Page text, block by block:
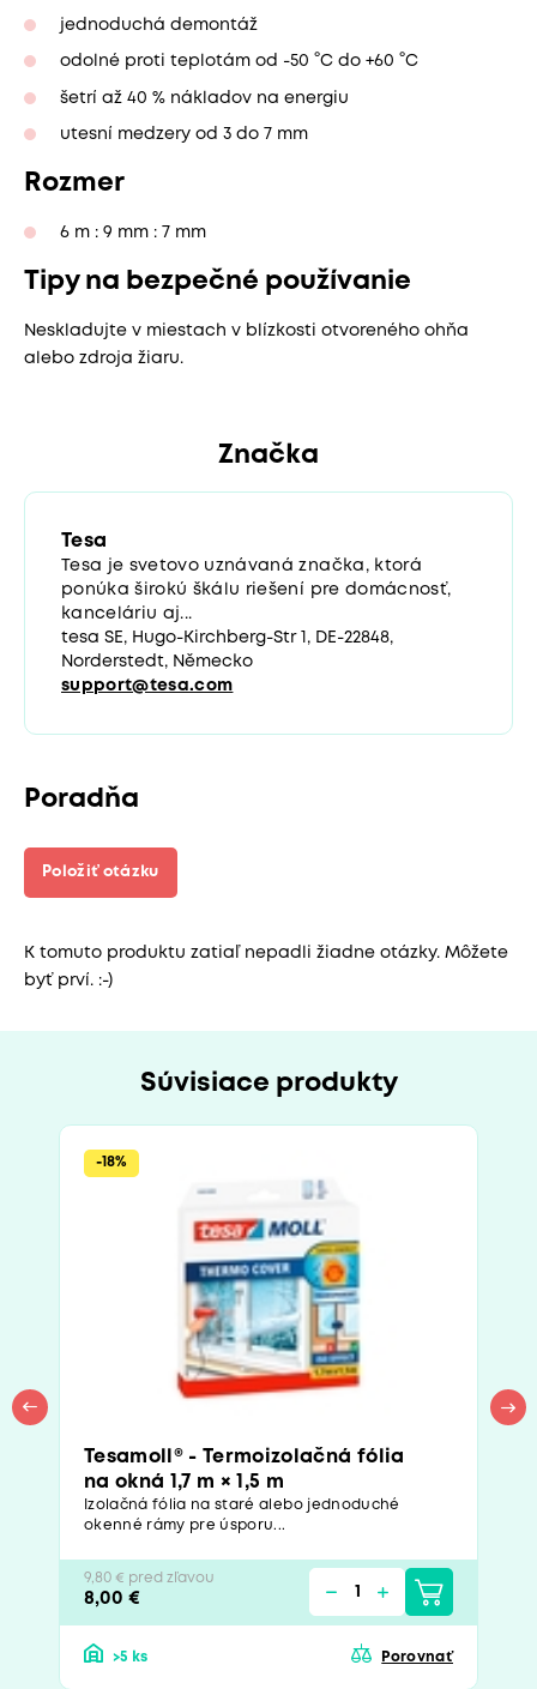
jednoduchá demontáž
odolné proti teplotám od -50 °C do +60 °C
šetrí až 40 % nákladov na energiu
utesní medzery od 3 do 7 mm
Rozmer
6 m : 9 mm : 7 mm
Tipy na bezpečné používanie
Neskladujte v miestach v blízkosti otvoreného ohňa
alebo zdroja žiaru.
Značka
Tesa
Tesa je svetovo uznávaná značka, ktorá
ponúka širokú škálu riešení pre domácnosť,
kanceláriu aj...
tesa SE, Hugo-Kirchberg-Str 1, DE-22848,
Norderstedt, Německo
support@tesa.com
Poradňa
Položiť otázku
K tomuto produktu zatiaľ nepadli žiadne otázky. Môžete
byť prví. :-)
Súvisiace produkty
-18%
Tesamoll® - Termoizolačná fólia
na okná 1,7 m × 1,5 m
Izolačná fólia na staré alebo jednoduché
okenné rámy pre úsporu...
9,80 € pred zľavou
8,00 €
>5 ks Porovnať